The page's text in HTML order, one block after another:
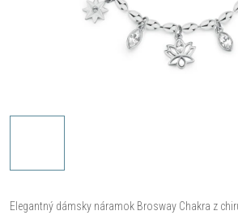
Elegantný dámsky náramok Brosway Chakra z